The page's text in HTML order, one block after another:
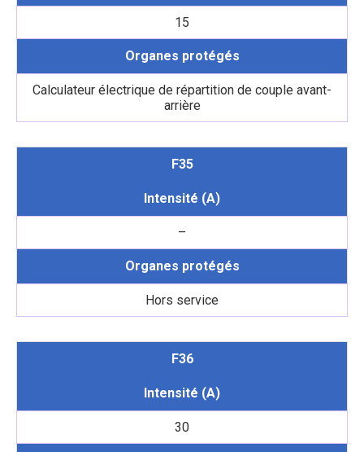
15
Organes protégés
Calculateur électrique de répartition de couple avant-
arrière
F35
Intensité (A)
–
Organes protégés
Hors service
F36
Intensité (A)
30